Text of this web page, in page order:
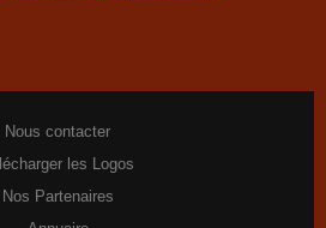
Nous contacter
les Logos
Nos Partenaires